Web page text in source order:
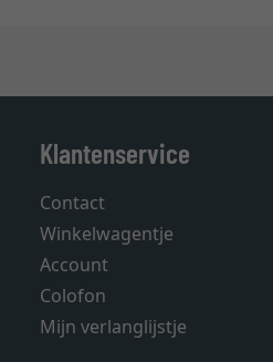
Klantenservice
Contact
Winkelwagentje
Account
Colofon
Mijn verlanglijstje